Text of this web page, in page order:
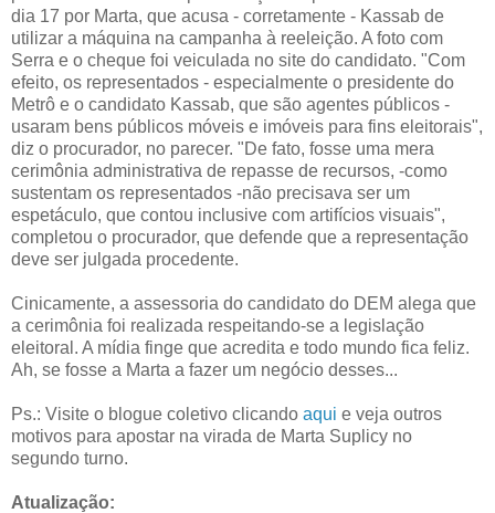
dia 17 por Marta, que acusa - corretamente - Kassab de
utilizar a máquina na campanha à reeleição. A foto com
Serra e o cheque foi veiculada no site do candidato. "Com
efeito, os representados - especialmente o presidente do
Metrô e o candidato Kassab, que são agentes públicos -
usaram bens públicos móveis e imóveis para fins eleitorais",
diz o procurador, no parecer. "De fato, fosse uma mera
cerimônia administrativa de repasse de recursos, -como
sustentam os representados -não precisava ser um
espetáculo, que contou inclusive com artifícios visuais",
completou o procurador, que defende que a representação
deve ser julgada procedente.
Cinicamente, a assessoria do candidato do DEM alega que
a cerimônia foi realizada respeitando-se a legislação
eleitoral. A mídia finge que acredita e todo mundo fica feliz.
Ah, se fosse a Marta a fazer um negócio desses...
Ps.: Visite o blogue coletivo clicando aqui e veja outros
motivos para apostar na virada de Marta Suplicy no
segundo turno.
Atualização: